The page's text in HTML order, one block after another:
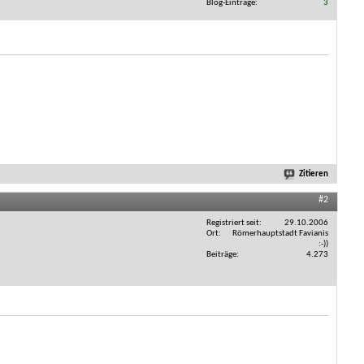
Blog-Einträge
3
Zitieren
#2
Registriert seit
29.10.2006
Ort
Römerhauptstadt Favianis
:-))
Beiträge
4.273